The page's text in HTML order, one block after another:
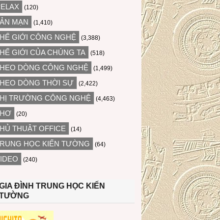
(120)
MẠN (1,410)
GIỚI CÔNG NGHỆ (3,388)
GIỚI CỦA CHÚNG TA (518)
DÒNG CÔNG NGHỆ (1,499)
DÒNG THỜI SỰ (2,422)
TRƯỜNG CÔNG NGHỆ (4,463)
(20)
THUẬT OFFICE (14)
HỌC KIẾN TƯỜNG (64)
(240)
ĐÌNH TRUNG HỌC KIẾN